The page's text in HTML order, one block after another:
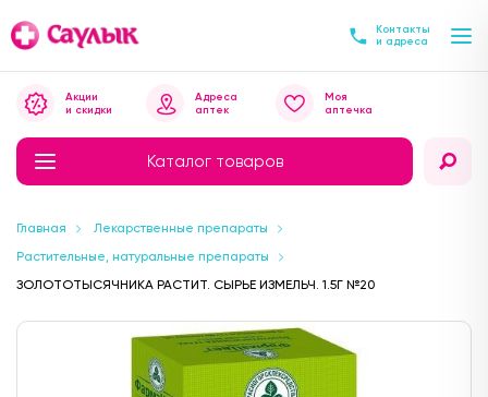
Контакты
и адреса
Каталог товаров
Акции
и скидки
Адреса
аптек
Моя
аптечка
Главная
Лекарственные препараты
Растительные, натуральные препараты
ЗОЛОТОТЫСЯЧНИКА РАСТИТ. СЫРЬЕ ИЗМЕЛЬЧ. 1.5Г №20